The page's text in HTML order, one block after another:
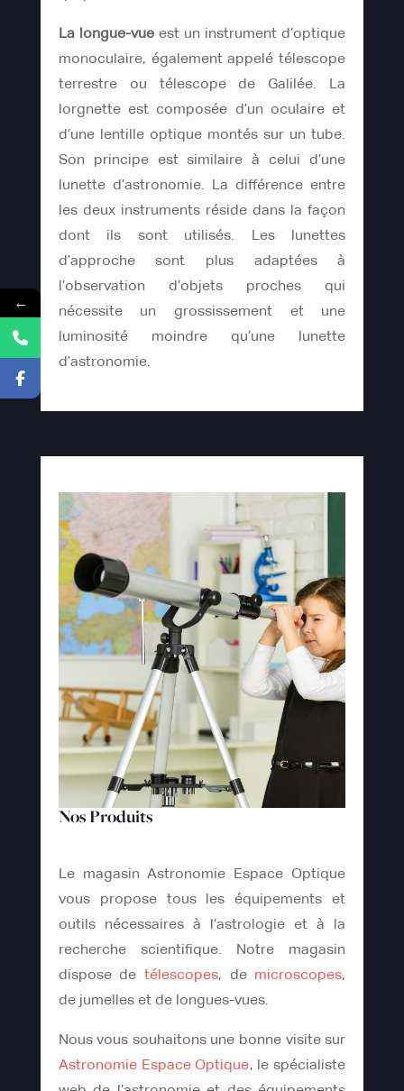
La longue-vue est un instrument d’optique
monoculaire, également appelé télescope
terrestre ou télescope de Galilée. La
lorgnette est composée d’un oculaire et
d’une lentille optique montés sur un tube.
Son principe est similaire à celui d’une
lunette d’astronomie. La différence entre
les deux instruments réside dans la façon
dont ils sont utilisés. Les lunettes
d’approche sont plus adaptées à
l’observation d’objets proches qui
nécessite un grossissement et une
luminosité moindre qu’une lunette
d’astronomie.
Nos Produits
Le magasin Astronomie Espace Optique
vous propose tous les équipements et
outils nécessaires à l’astrologie et à la
recherche scientifique. Notre magasin
dispose de télescopes, de microscopes,
de jumelles et de longues-vues.
Nous vous souhaitons une bonne visite sur
Astronomie Espace Optique, le spécialiste
←